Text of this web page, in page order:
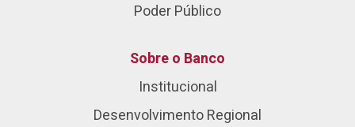
Poder Público
Sobre o Banco
Institucional
Desenvolvimento Regional